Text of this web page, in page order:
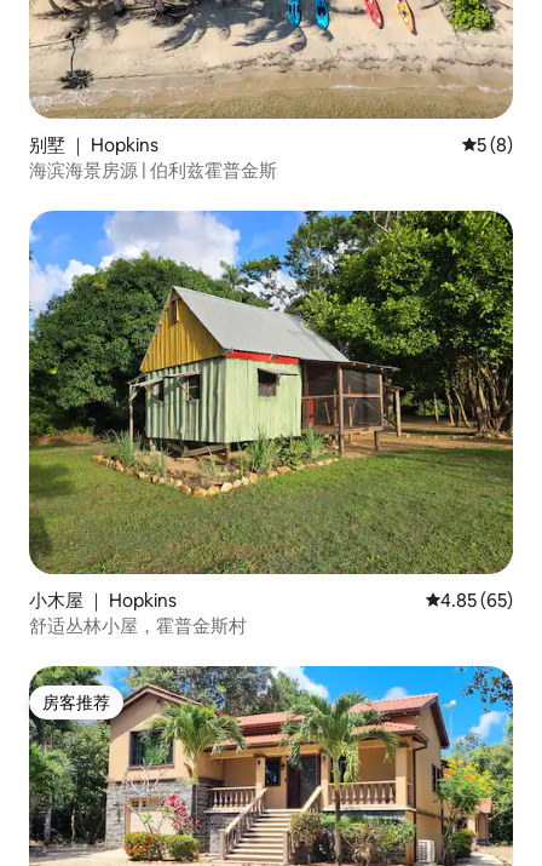
别墅 ｜ Hopkins 平均评分
5 (8)
海滨海景房源 | 伯利兹霍普金斯
小木屋 ｜ Hopkins 平均评分
4.85 (65)
舒适丛林小屋，霍普金斯村
房客推荐
房客推荐